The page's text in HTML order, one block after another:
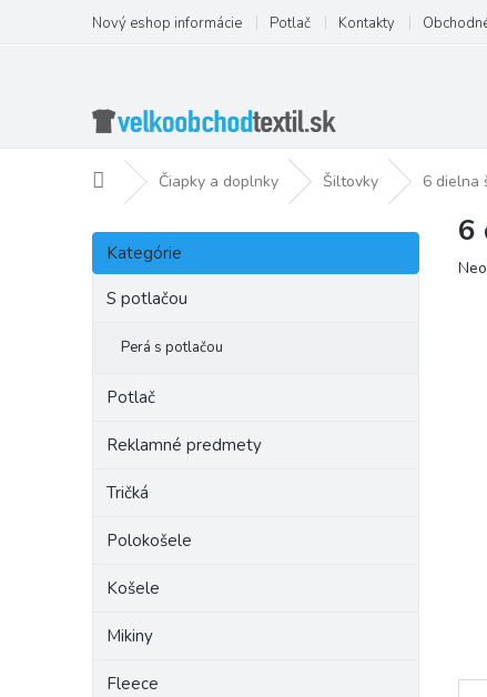
obsah
Nový eshop informácie Potlač Kontakty
DomovČiapky a doplnky Šiltovky 6 dielna
B
č
Preskočiť
kategórie
Kategórie
S potlačou
Perá s potlačou
Potlač
Reklamné predmety
Tričká
Polokošele
Košele
Mikiny
Fleece
6